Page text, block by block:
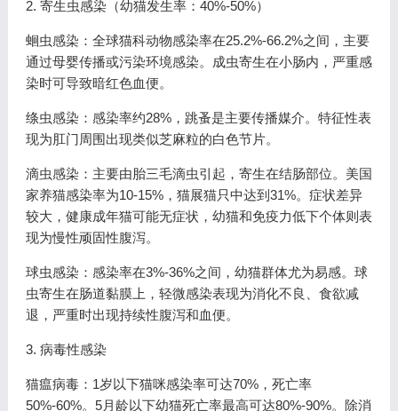
2. 寄生虫感染（幼猫发生率：40%-50%）
蛔虫感染：全球猫科动物感染率在25.2%-66.2%之间，主要
通过母婴传播或污染环境感染。成虫寄生在小肠内，严重感
染时可导致暗红色血便。
绦虫感染：感染率约28%，跳蚤是主要传播媒介。特征性表
现为肛门周围出现类似芝麻粒的白色节片。
滴虫感染：主要由胎三毛滴虫引起，寄生在结肠部位。美国
家养猫感染率为10-15%，猫展猫只中达到31%。症状差异
较大，健康成年猫可能无症状，幼猫和免疫力低下个体则表
现为慢性顽固性腹泻。
球虫感染：感染率在3%-36%之间，幼猫群体尤为易感。球
虫寄生在肠道黏膜上，轻微感染表现为消化不良、食欲减
退，严重时出现持续性腹泻和血便。
3. 病毒性感染
猫瘟病毒：1岁以下猫咪感染率可达70%，死亡率
50%-60%。5月龄以下幼猫死亡率最高可达80%-90%。除消